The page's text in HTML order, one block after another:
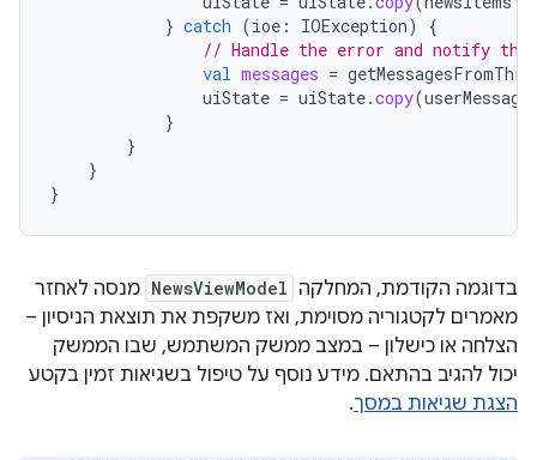
} catch (ioe : IOException)
{
// Handle the error and notify the
val messages =
uiState = uiState.copy(
}
}
}
}
בדוגמה הקודמת, המחלקה NewsViewModel מנסה לאחזר
מאמרים לקטגוריה מסוימת, ואז משקפת את תוצאת הניסיון –
הצלחה או כישלון – במצב ממשק המשתמש, שבו הממשק
יכול להגיב בהתאם. מידע נוסף על טיפול בשגיאות זמין בקטע
הצגת שגיאות במסך.